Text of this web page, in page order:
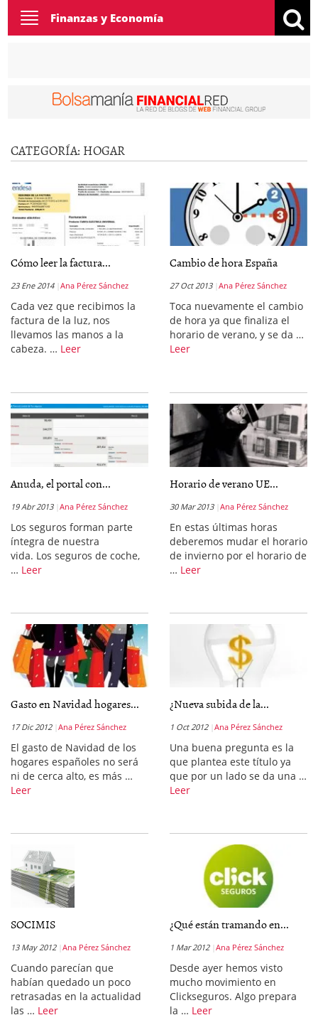
Toggle
navigation
Finanzas y Economía
CATEGORÍA: HOGAR
Cómo leer la factura...
23 Ene 2014 Ana Pérez Sánchez
Cada vez que recibimos la
factura de la luz, nos
llevamos las manos a la
cabeza. … Leer
Cambio de hora España
27 Oct 2013 Ana Pérez Sánchez
Toca nuevamente el cambio
de hora ya que finaliza el
horario de verano, y se da …
Leer
Anuda, el portal con...
19 Abr 2013 Ana Pérez Sánchez
Los seguros forman parte
íntegra de nuestra
vida. Los seguros de coche,
… Leer
Horario de verano UE...
30 Mar 2013 Ana Pérez Sánchez
En estas últimas horas
deberemos mudar el horario
de invierno por el horario de
… Leer
Gasto en Navidad hogares...
17 Dic 2012 Ana Pérez Sánchez
El gasto de Navidad de los
hogares españoles no será
ni de cerca alto, es más …
Leer
¿Nueva subida de la...
1 Oct 2012 Ana Pérez Sánchez
Una buena pregunta es la
que plantea este título ya
que por un lado se da una …
Leer
SOCIMIS
13 May 2012 Ana Pérez Sánchez
Cuando parecían que
habían quedado un poco
retrasadas en la actualidad
las … Leer
¿Qué están tramando en...
1 Mar 2012 Ana Pérez Sánchez
Desde ayer hemos visto
mucho movimiento en
Clickseguros. Algo prepara
la … Leer